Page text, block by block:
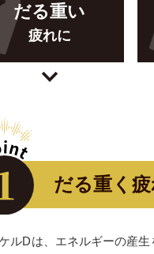
だる重い
疲れに
だる重く
ルDは、エネルギーの産